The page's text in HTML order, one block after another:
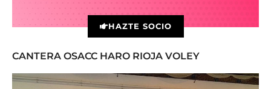
HAZTE SOCIO
CANTERA OSACC HARO RIOJA VOLEY